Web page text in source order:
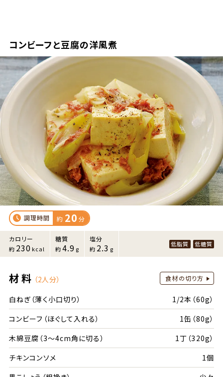
コンビーフと豆腐の洋風煮
調理時間 約 20 分
カロリー
約 230 kcal
糖質
約4.9 g
塩分
約 2.3 g
低脂質 低糖質
材料 （2人分） 食材の切り方
白ねぎ（薄く小口切り）
1/2本（60g）
コンビーフ（ほぐして入れる）
1缶（80g）
木綿豆腐（3～4cm角に切る）
1丁（320g）
チキンコンソメ
1個